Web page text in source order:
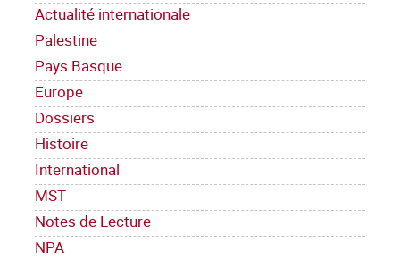
Actualité internationale
Palestine
Pays Basque
Europe
Dossiers
Histoire
International
MST
Notes de Lecture
NPA